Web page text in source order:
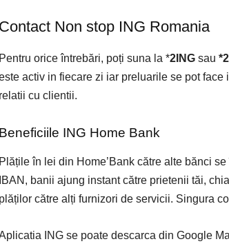
Contact Non stop ING Romania
Pentru orice întrebări, poți suna la *2ING sau
activ in fiecare zi iar preluarile se pot
relatii cu clientii.
Beneficiile ING Home Bank
Plățile în lei din Home’Bank către alte bănci
IBAN, banii ajung instant către prietenii tăi,
plăților către alți furnizori de servicii. Singura
ING se poate descarca din Google